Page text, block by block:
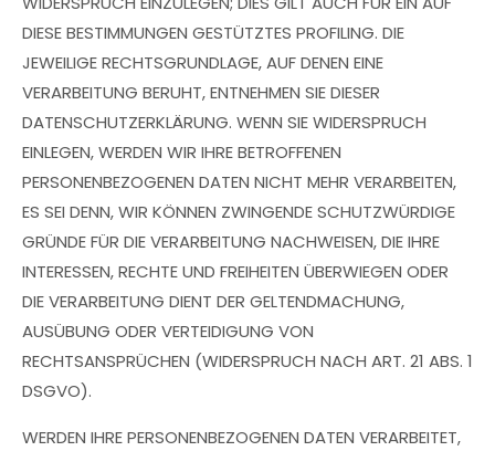
DIESE BESTIMMUNGEN GESTÜTZTES PROFILING. DIE
JEWEILIGE RECHTSGRUNDLAGE, AUF DENEN EINE
VERARBEITUNG BERUHT, ENTNEHMEN SIE DIESER
DATENSCHUTZERKLÄRUNG. WENN SIE WIDERSPRUCH
EINLEGEN, WERDEN WIR IHRE BETROFFENEN
PERSONENBEZOGENEN DATEN NICHT MEHR VERARBEITEN,
ES SEI DENN, WIR KÖNNEN ZWINGENDE SCHUTZWÜRDIGE
GRÜNDE FÜR DIE VERARBEITUNG NACHWEISEN, DIE IHRE
INTERESSEN, RECHTE UND FREIHEITEN ÜBERWIEGEN ODER
DIE VERARBEITUNG DIENT DER GELTENDMACHUNG,
AUSÜBUNG ODER VERTEIDIGUNG VON
RECHTSANSPRÜCHEN (WIDERSPRUCH NACH ART. 21 ABS. 1
DSGVO).
WERDEN IHRE PERSONENBEZOGENEN DATEN VERARBEITET,